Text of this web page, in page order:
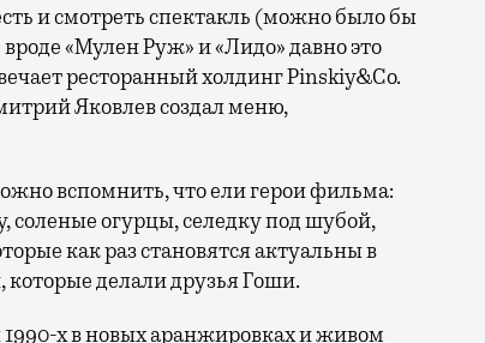
и смотреть спектакль (можно было бы
«Мулен Руж» и «Лидо» давно это
ресторанный холдинг Pinskiy&Co.
Яковлев создал меню,
вспомнить, что ели герои фильма:
соленые огурцы, селедку под шубой,
как раз становятся актуальны в
делали друзья Гоши.
х в новых аранжировках и живом